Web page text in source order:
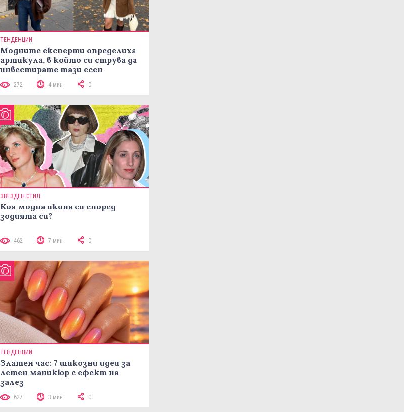
ТЕНДЕНЦИИ
Модните експерти определиха
артикула, в който си струва да
инвестирате тази есен
272 4 мин 0
ЗВЕЗДЕН СТИЛ
Коя модна икона си според
зодията си?
462 7 мин 0
ТЕНДЕНЦИИ
Златен час: 7 шикозни идеи за
летен маникюр с ефект на
залез
627 3 мин 0